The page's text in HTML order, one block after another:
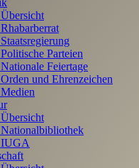
Übersicht
Rhabarberrat
Staatsregierung
Politische Parteien
Nationale Feiertage
Orden und Ehrenzeichen
Medien
Übersicht
Nationalbibliothek
IUGA